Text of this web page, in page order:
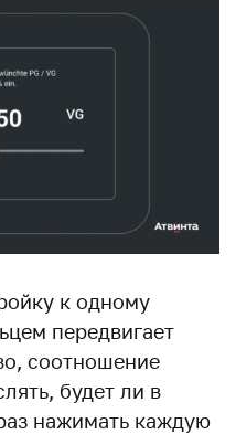
к одному
передвигает
соотношение
будет ли в
нажимать каждую